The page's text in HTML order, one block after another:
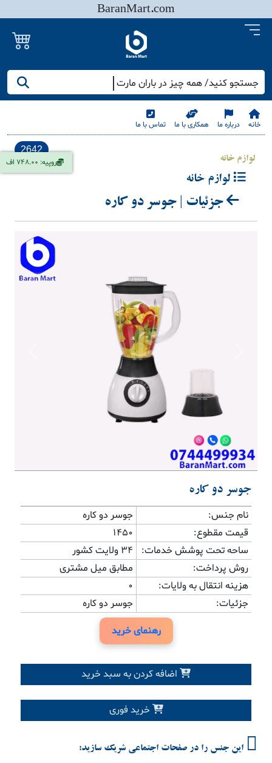
BaranMart.com
جستجو کنید/ همه چیز در باران مارت
خانه درباره ما همکاری با ما تماس با ما
روپیه: 748.00 اف
2642
لوازم خانه
لوازم خانه
جزئیات | جوسر دو کاره
جوسر دو کاره
نام جنس:
جوسر دو کاره
قیمت مقطوع:
1450
ساحه تحت پوشش خدمات:
34 ولایت کشور
روش پرداخت:
مطابق میل مشتری
هزینه انتقال به ولایات:
0
جزئیات:
جوسر دو کاره
رهنمای خرید
اضافه کردن به سبد خرید
خرید فوری
این جنس را در صفحات اجتماعی شریک سازید: